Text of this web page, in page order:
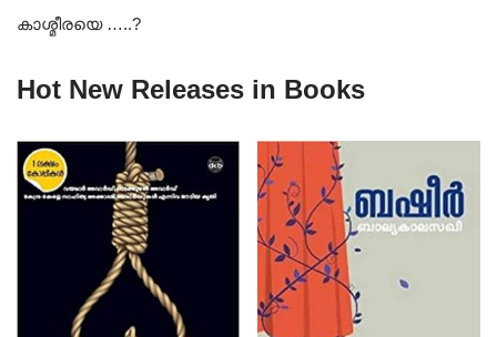
കാശ്മീരയെ …..?
Hot New Releases in Books